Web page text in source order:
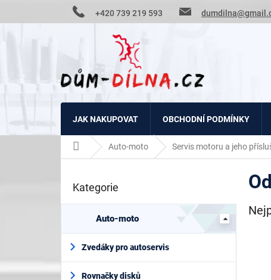
+420 739 219 593
JAK NAKUPOVAT OBCHODNÍ PODMÍNKY
Domů Auto-moto Servis motoru a jeho
t
a
í
Přeskočit
Kategorie
Auto-moto
Zvedáky pro autoservis
Rovnačky disků